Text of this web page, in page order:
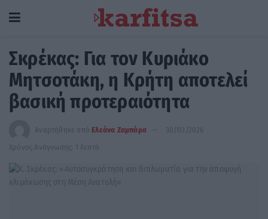
Σκρέκας: Για τον Κυριάκο
Μητσοτάκη, η Κρήτη αποτελεί
βασική προτεραιότητα
Αναρτήθηκε από Ελεάνα Ζαμπάρα
30/03/2026
Χρόνος Ανάγνωσης: 1 λεπτό